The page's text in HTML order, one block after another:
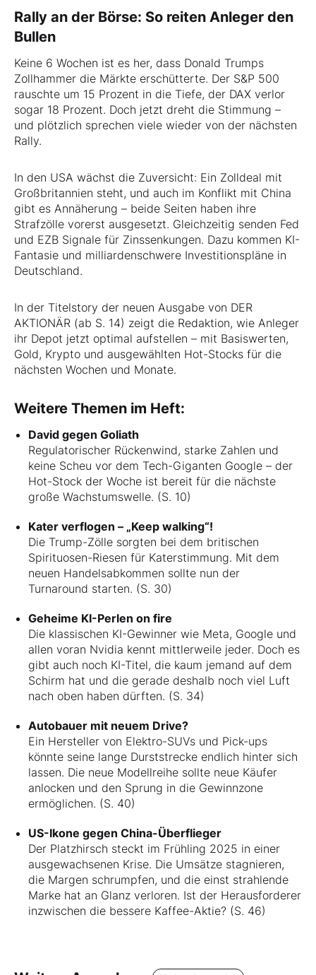
Rally an der Börse: So reiten Anleger den
Bullen
Keine 6 Wochen ist es her, dass Donald Trumps
Zollhammer die Märkte erschütterte. Der S&P 500
rauschte um 15 Prozent in die Tiefe, der DAX verlor
sogar 18 Prozent. Doch jetzt dreht die Stimmung –
und plötzlich sprechen viele wieder von der nächsten
Rally.
In den USA wächst die Zuversicht: Ein Zolldeal mit
Großbritannien steht, und auch im Konflikt mit China
gibt es Annäherung – beide Seiten haben ihre
Strafzölle vorerst ausgesetzt. Gleichzeitig senden Fed
und EZB Signale für Zinssenkungen. Dazu kommen KI-
Fantasie und milliardenschwere Investitionspläne in
Deutschland.
In der Titelstory der neuen Ausgabe von DER
AKTIONÄR (ab S. 14) zeigt die Redaktion, wie Anleger
ihr Depot jetzt optimal aufstellen – mit Basiswerten,
Gold, Krypto und ausgewählten Hot-Stocks für die
nächsten Wochen und Monate.
Weitere Themen im Heft:
David gegen Goliath
Regulatorischer Rückenwind, starke Zahlen und
keine Scheu vor dem Tech-Giganten Google – der
Hot-Stock der Woche ist bereit für die nächste
große Wachstumswelle. (S. 10)
Kater verflogen – „Keep walking“!
Die Trump-Zölle sorgten bei dem britischen
Spirituosen-Riesen für Katerstimmung. Mit dem
neuen Handelsabkommen sollte nun der
Turnaround starten. (S. 30)
Geheime KI-Perlen on fire
Die klassischen KI-Gewinner wie Meta, Google und
allen voran Nvidia kennt mittlerweile jeder. Doch es
gibt auch noch KI-Titel, die kaum jemand auf dem
Schirm hat und die gerade deshalb noch viel Luft
nach oben haben dürften. (S. 34)
Autobauer mit neuem Drive?
Ein Hersteller von Elektro-SUVs und Pick-ups
könnte seine lange Durststrecke endlich hinter sich
lassen. Die neue Modellreihe sollte neue Käufer
anlocken und den Sprung in die Gewinnzone
ermöglichen. (S. 40)
US-Ikone gegen China-Überflieger
Der Platzhirsch steckt im Frühling 2025 in einer
ausgewachsenen Krise. Die Umsätze stagnieren,
die Margen schrumpfen, und die einst strahlende
Marke hat an Glanz verloren. Ist der Herausforderer
inzwischen die bessere Kaffee-Aktie? (S. 46)